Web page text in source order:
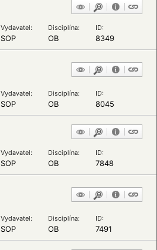
Vydavatel: Disciplína: ID:
SOP OB 8349
Vydavatel: Disciplína: ID:
SOP OB 8045
Vydavatel: Disciplína: ID:
SOP OB 7848
Vydavatel: Disciplína: ID:
SOP OB 7491